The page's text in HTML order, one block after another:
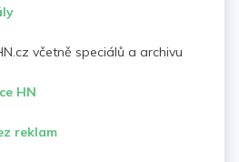
včetně speciálů a archivu
HN
reklam